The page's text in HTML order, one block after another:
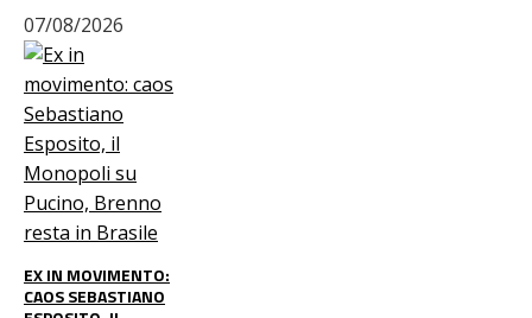
07/08/2026
EX IN MOVIMENTO:
CAOS SEBASTIANO